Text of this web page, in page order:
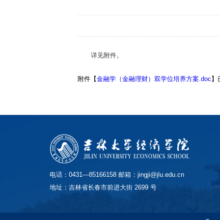
详见附件。
附件【金融学（金融理财）双学位培养方案.doc 】
电话：0431—85166158 邮箱：jingji@jlu.edu.cn
地址：吉林省长春市前进大街 2699 号